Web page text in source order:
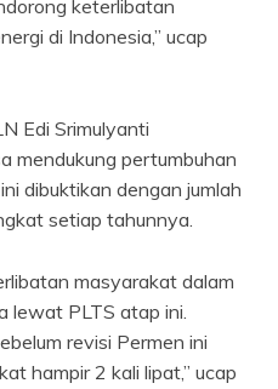
keterlibatan
di Indonesia,” ucap
Edi Srimulyanti
mendukung pertumbuhan
dibuktikan dengan jumlah
setiap tahunnya.
masyarakat dalam
lewat PLTS atap ini.
revisi Permen ini
hampir 2 kali lipat,” ucap